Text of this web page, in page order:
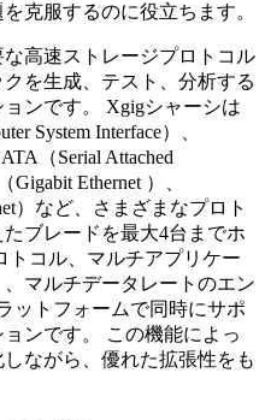
克服するのに役立ちます。
高速ストレージプロトコル
を生成、テスト、分析する
ンです。 Xgigシャーシは
System Interface）、
（Serial Attached
Gigabit Ethernet ）、
）など、さまざまなプロト
ブレードを最大4台までホ
トコル、マルチアプリケー
マルチデータレートのエン
ットフォームで同時にサポ
ンです。 この機能によっ
ながら、優れた拡張性をも